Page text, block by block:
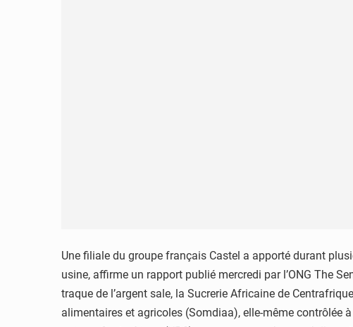
Une filiale du groupe français Castel a apporté durant
usine, affirme un rapport publié mercredi par l’ONG The
traque de l’argent sale, la Sucrerie Africaine de
alimentaires et agricoles (Somdiaa), elle-même contrôlée